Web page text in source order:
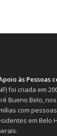
às Pessoas
foi criada em
Bueno Belo,
com
em Belo